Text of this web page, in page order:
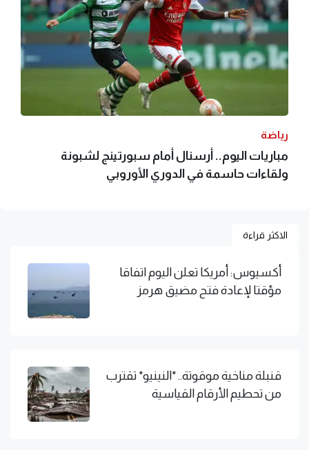
رياضة
مباريات اليوم.. أرسنال أمام سبورتينج لشبونة
ولقاءات حاسمة في الدوري الأوروبي
الاكثر قراءة
أكسيوس: أمريكا تعلن اليوم اتفاقا
مؤقتا لإعادة فتح مضيق هرمز
قنبلة مناخية موقوتة.. "النينيو" تقترب
من تحطيم الأرقام القياسية